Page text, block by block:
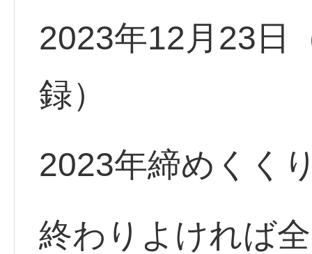
2023年12月23日
録）
2023年締めくく
終わりよければ